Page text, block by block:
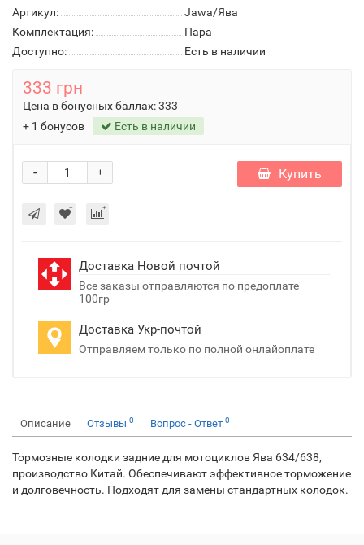
Артикул:
Jawa/Ява
Комплектация:
Пара
Доступно:
Есть в наличии
333 грн
Цена в бонусных баллах:333
+ 1 бонусов
Есть в наличии
+
- Купить
Доставка Новой почтой
Все заказы отправляются по предоплате
100гр
Доставка Укр-почтой
Отправляем только по полной онлайоплате
Описание Отзывы 0 Вопрос - Ответ 0
Тормозные колодки задние для мотоциклов Ява 634/638,
производство Китай. Обеспечивают эффективное торможение
и долговечность. Подходят для замены стандартных колодок.